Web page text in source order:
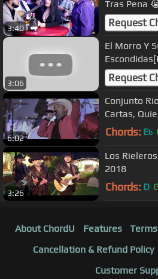
3:40
Tras Pena
Request
3:06
El Morro Y
Request
6:02
Conjunto
Cartas,
desde
Chords: Eb
3:26
Los
2018
Chords: D
About ChordU Features
Cancellation & Refund Policy
Customer